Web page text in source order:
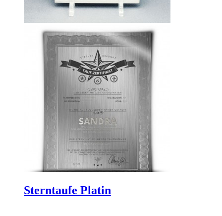
Sterntaufe Platin